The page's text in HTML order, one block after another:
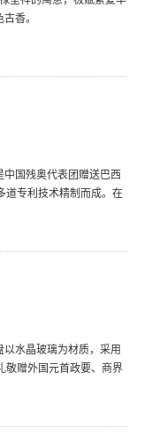
香。
中国残奥代表团赠送巴西
道专利技术精制而成。在
水晶玻璃为材质，采用
敬赠外国元首政要、商界